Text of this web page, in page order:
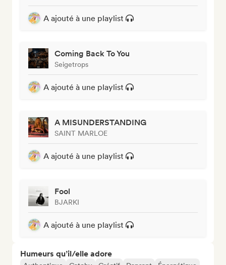
A ajouté à une playlist
Coming Back To You
Seigetrops
A ajouté à une playlist
A MISUNDERSTANDING
SAINT MARLOE
A ajouté à une playlist
Fool
BJARKI
A ajouté à une playlist
Humeurs qu’il/elle adore